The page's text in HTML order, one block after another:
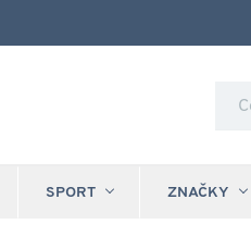
SPORT ZNAČKY